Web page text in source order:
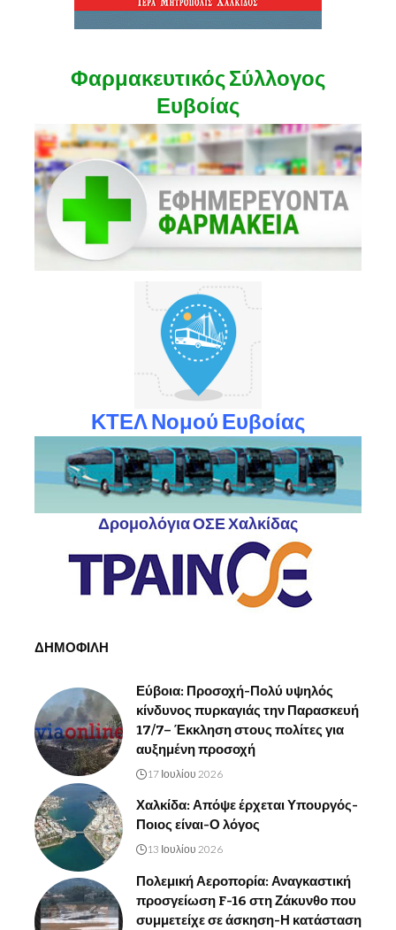
Φαρμακευτικός Σύλλογος
Ευβοίας
ΚΤΕΛ Νομού Ευβοίας
Δρομολόγια ΟΣΕ Χαλκίδας
ΔΗΜΟΦΙΛΗ
Εύβοια: Προσοχή-Πολύ υψηλός
κίνδυνος πυρκαγιάς την Παρασκευή
17/7– Έκκληση στους πολίτες για
αυξημένη προσοχή
17 Ιουλίου 2026
Χαλκίδα: Απόψε έρχεται Υπουργός-
Ποιος είναι-Ο λόγος
13 Ιουλίου 2026
Πολεμική Αεροπορία: Αναγκαστική
προσγείωση F-16 στη Ζάκυνθο που
συμμετείχε σε άσκηση-Η κατάσταση